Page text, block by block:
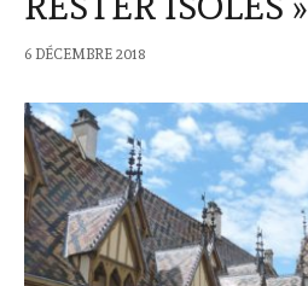
6 DÉCEMBRE 2018